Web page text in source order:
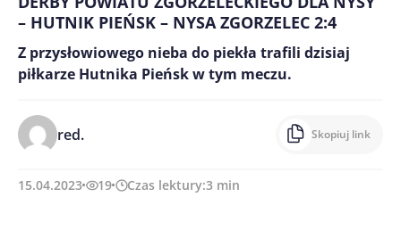
– HUTNIK PIEŃSK – NYSA ZGORZELEC 2:4
Z przysłowiowego nieba do piekła trafili dzisiaj
piłkarze Hutnika Pieńsk w tym meczu.
red. Skopiuj link
15.04.2023 19 Czas lektury:3 min